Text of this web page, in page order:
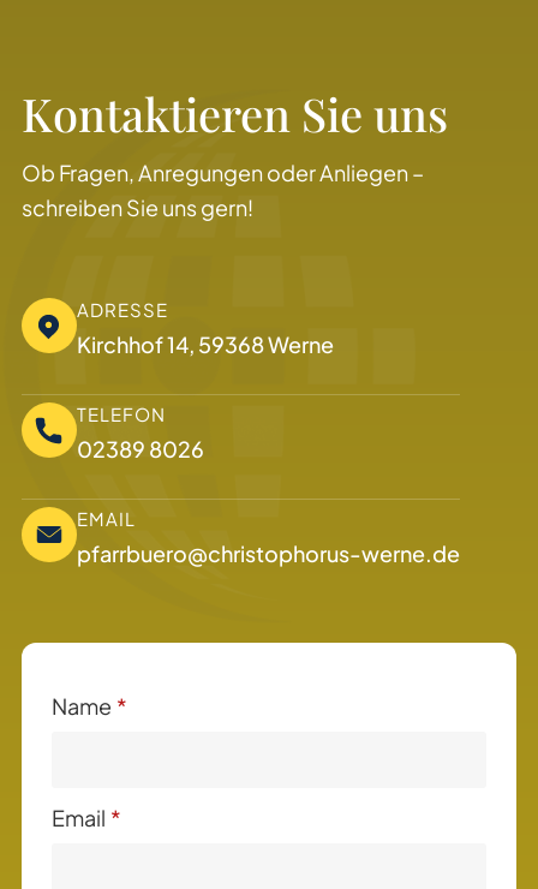
Kontaktieren Sie uns
Ob Fragen, Anregungen oder Anliegen –
schreiben Sie uns gern!
ADRESSE
Kirchhof 14, 59368 Werne
TELEFON
02389 8026
EMAIL
pfarrbuero@christophorus-werne.de
Name *
Email *